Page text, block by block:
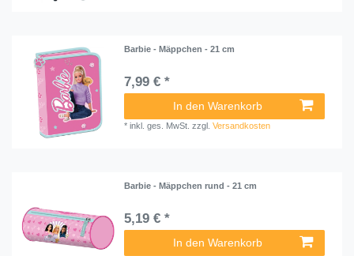
Barbie - Mäppchen - 21 cm
7,99 € *
In den Warenkorb
*inkl. ges. MwSt. zzgl.Versandkosten
Barbie - Mäppchen rund - 21 cm
5,19 € *
In den Warenkorb